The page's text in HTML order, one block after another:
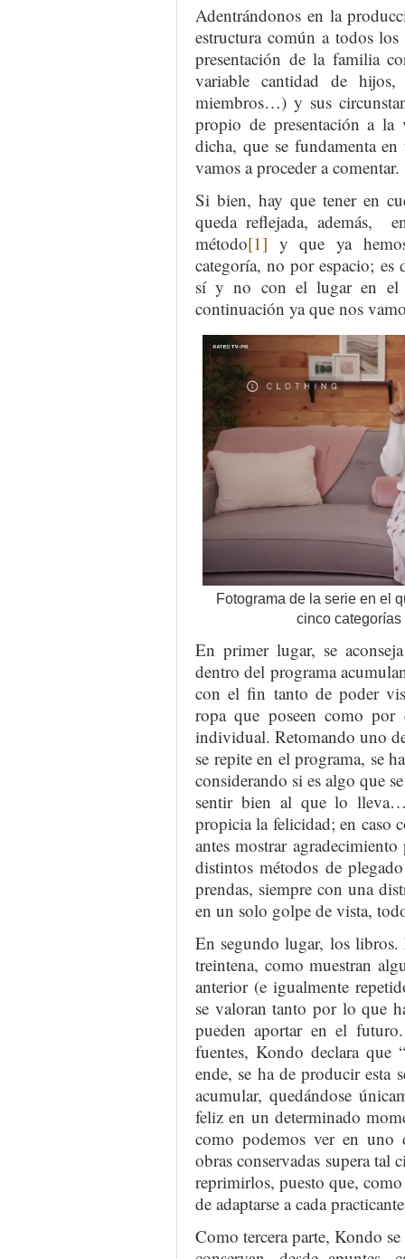
Adentrándonos en la
estructura común a todos
presentación de la familia
variable cantidad de
miembros…) y sus
propio de presentación a la
dicha, que se fundamenta
vamos a proceder a comentar.
Si bien, hay que tener en
queda reflejada, además,
método[1] y que ya
categoría, no por espacio; es
sí y no con el lugar en el
continuación ya que nos
Fotograma de la serie en el
cinco
En primer lugar, se
dentro del programa
con el fin tanto de poder
ropa que poseen como por
individual. Retomando uno
se repite en el programa, se
considerando si es algo que
sentir bien al que lo
propicia la felicidad; en caso
antes mostrar
distintos métodos de
prendas, siempre con una
en un solo golpe de vista,
En segundo lugar, los libros.
treintena, como muestran
anterior (e igualmente
se valoran tanto por lo que
pueden aportar en el
fuentes, Kondo declara que
ende, se ha de producir esta
acumular, quedándose
feliz en un determinado
como podemos ver en uno
obras conservadas supera
reprimirlos, puesto que,
de adaptarse a cada
Como tercera parte, Kondo